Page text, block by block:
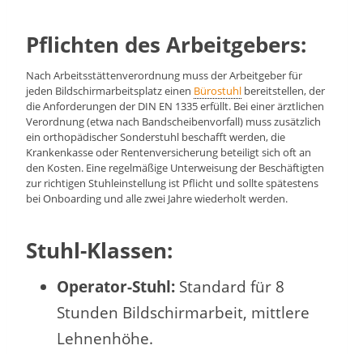
Pflichten des Arbeitgebers:
Nach Arbeitsstättenverordnung muss der Arbeitgeber für
jeden Bildschirmarbeitsplatz einen Bürostuhl bereitstellen, der
die Anforderungen der DIN EN 1335 erfüllt. Bei einer ärztlichen
Verordnung (etwa nach Bandscheibenvorfall) muss zusätzlich
ein orthopädischer Sonderstuhl beschafft werden, die
Krankenkasse oder Rentenversicherung beteiligt sich oft an
den Kosten. Eine regelmäßige Unterweisung der Beschäftigten
zur richtigen Stuhleinstellung ist Pflicht und sollte spätestens
bei Onboarding und alle zwei Jahre wiederholt werden.
Stuhl-Klassen:
Operator-Stuhl: Standard für 8
Stunden Bildschirmarbeit, mittlere
Lehnenhöhe.